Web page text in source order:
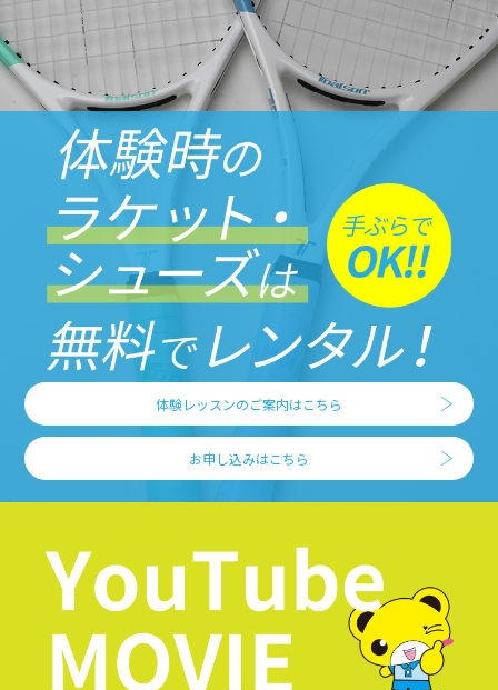
体験レッスンのご案内はこちら
お申し込みはこちら